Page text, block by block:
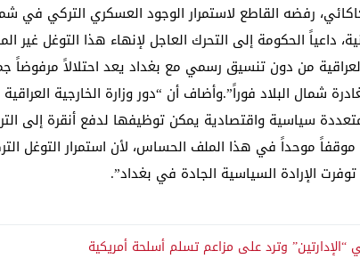
رفضه القاطع لاستمرار الوجود العسكري التركي في شمال
داعياً الحكومة إلى التحرك العاجل لإنهاء هذا التوغل
من دون تنسيق رسمي مع بغداد يعد احتلالاً مرفوضاً
شمال البلاد فوراً”.وأضاف أن “دور وزارة الخارجية
سياسية واقتصادية يمكن توظيفها لدفع أنقرة إلى
موقفاً موحداً في هذا الملف الحساس، لأن استمرار التوغل
الإرادة السياسية الجادة في بغداد”.
وترد على مزاعم تسلم أسلحة أمريكية